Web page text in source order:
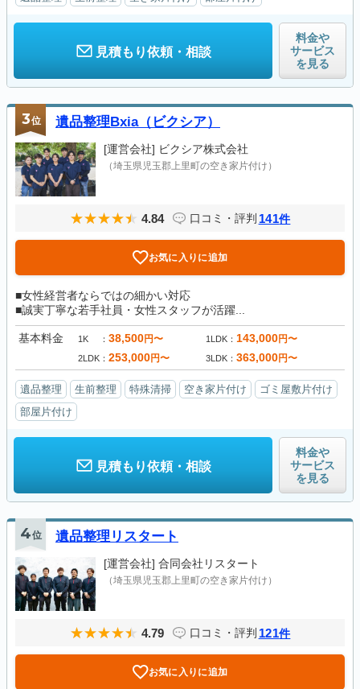
見積もり依頼・相談
料金や
サービス
を見る
3位 遺品整理Bxia（ビクシア）
[運営会社] ビクシア株式会社
（埼玉県児玉郡上里町の空き家片付け）
4.84 口コミ・評判 141件
お気に入りに追加
■女性経営者ならではの細かい対応
■誠実丁寧な若手社員・女性スタッフが活躍...
基本料金 1K 38,500円〜 1LDK 143,000円〜
2LDK 253,000円〜 3LDK 363,000円〜
遺品整理 生前整理 特殊清掃 空き家片付け
ゴミ屋敷片付け
部屋片付け
見積もり依頼・相談
料金や
サービス
を見る
4位 遺品整理リスタート
[運営会社] 合同会社リスタート
（埼玉県児玉郡上里町の空き家片付け）
4.79 口コミ・評判 121件
お気に入りに追加